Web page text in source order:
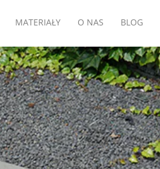
MATERIAŁY O NAS BLOG